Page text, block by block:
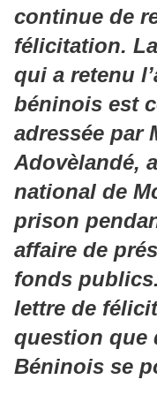
continue de
félicitation.
qui a retenu
béninois est
adressée par
Adovèlandé,
national de
prison
affaire de
fonds
lettre de
question que
Béninois se